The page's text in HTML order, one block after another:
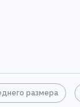
размера